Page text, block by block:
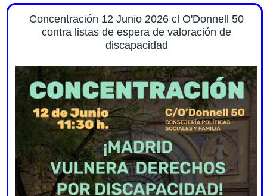
Concentración 12 Junio 2026 cl O'Donnell 50
contra listas de espera de valoración de
discapacidad